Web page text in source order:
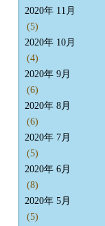
2020年 11月
(5)
2020年 10月
(4)
2020年 9月
(6)
2020年 8月
(6)
2020年 7月
(5)
2020年 6月
(8)
2020年 5月
(5)